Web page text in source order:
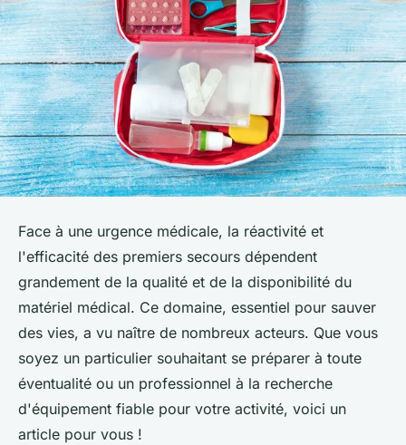
Face à une urgence médicale, la réactivité et
l'efficacité des premiers secours dépendent
grandement de la qualité et de la disponibilité du
matériel médical. Ce domaine, essentiel pour sauver
des vies, a vu naître de nombreux acteurs. Que vous
soyez un particulier souhaitant se préparer à toute
éventualité ou un professionnel à la recherche
d'équipement fiable pour votre activité, voici un
article pour vous !